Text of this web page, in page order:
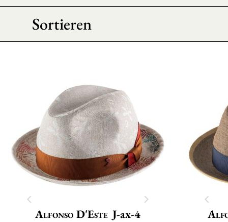
Sortieren
Alfonso D'Este J-ax-4